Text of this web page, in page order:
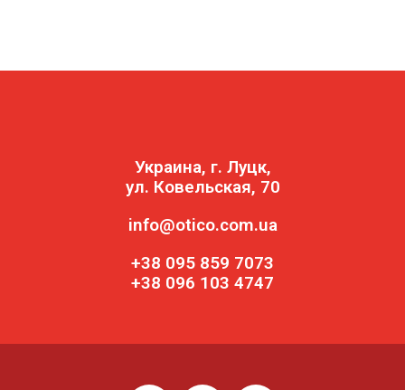
Украина, г. Луцк,
ул. Ковельская, 70
info@otico.com.ua
+38 095 859 7073
+38 096 103 4747